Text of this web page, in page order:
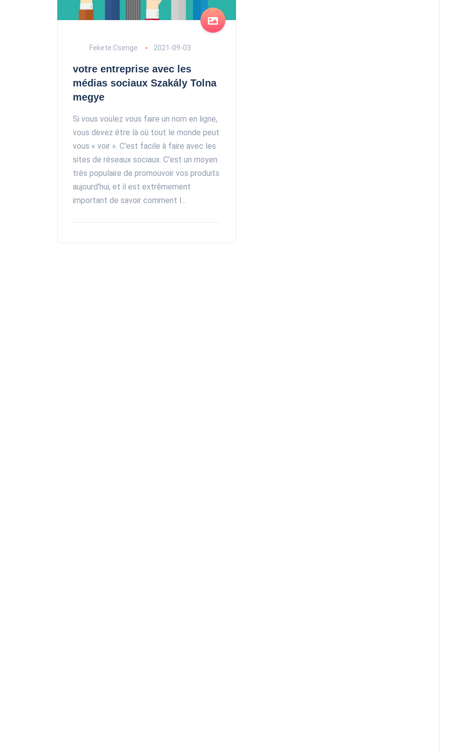
Fekete Csenge 2021-09-03
votre entreprise avec les
médias sociaux Szakály Tolna
megye
Si vous voulez vous faire un nom en ligne,
vous devez être là où tout le monde peut
vous « voir ». C'est facile à faire avec les
sites de réseaux sociaux. C'est un moyen
très populaire de promouvoir vos produits
aujourd'hui, et il est extrêmement
important de savoir comment l...